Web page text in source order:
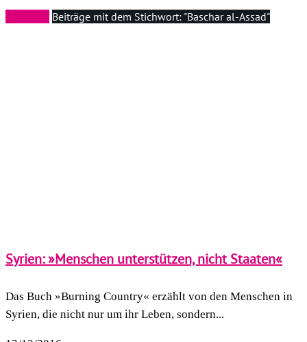
Beiträge mit dem Stichwort: "Baschar al-Assad"
Syrien: »Menschen unterstützen, nicht Staaten«
Das Buch »Burning Country« erzählt von den Menschen in
Syrien, die nicht nur um ihr Leben, sondern...